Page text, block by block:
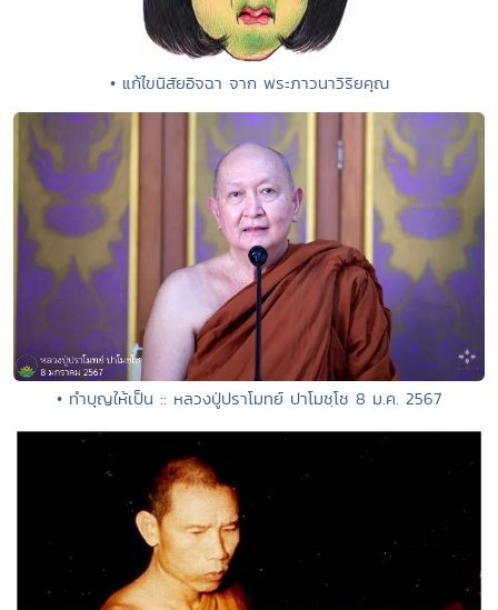
• แก้ไขนิสัยอิจฉา จาก พระภาวนาวิริยคุณ
• ทำบุญให้เป็น :: หลวงปู่ปราโมทย์ ปาโมชฺโช 8 ม.ค. 2567